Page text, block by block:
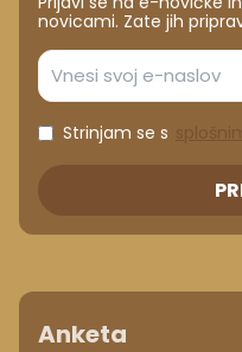
novicami. Zate jih
Strinjam se s
Anketa